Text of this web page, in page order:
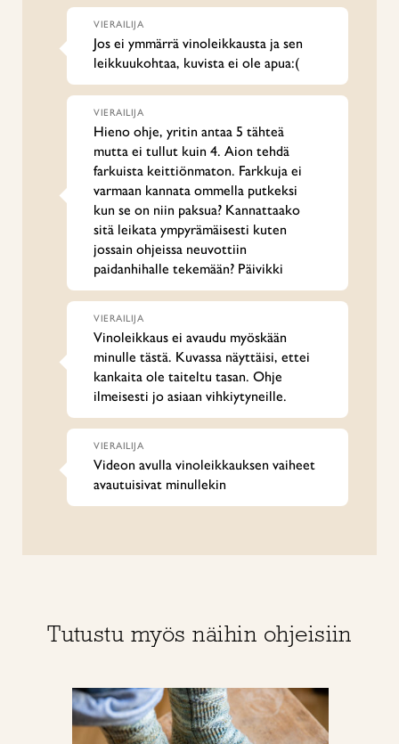
VIERAILIJA
Jos ei ymmärrä vinoleikkausta ja sen
leikkuukohtaa, kuvista ei ole apua:(
VIERAILIJA
Hieno ohje, yritin antaa 5 tähteä
mutta ei tullut kuin 4. Aion tehdä
farkuista keittiönmaton. Farkkuja ei
varmaan kannata ommella putkeksi
kun se on niin paksua? Kannattaako
sitä leikata ympyrämäisesti kuten
jossain ohjeissa neuvottiin
paidanhihalle tekemään? Päivikki
VIERAILIJA
Vinoleikkaus ei avaudu myöskään
minulle tästä. Kuvassa näyttäisi, ettei
kankaita ole taiteltu tasan. Ohje
ilmeisesti jo asiaan vihkiytyneille.
VIERAILIJA
Videon avulla vinoleikkauksen vaiheet
avautuisivat minullekin
Tutustu myös näihin ohjeisiin